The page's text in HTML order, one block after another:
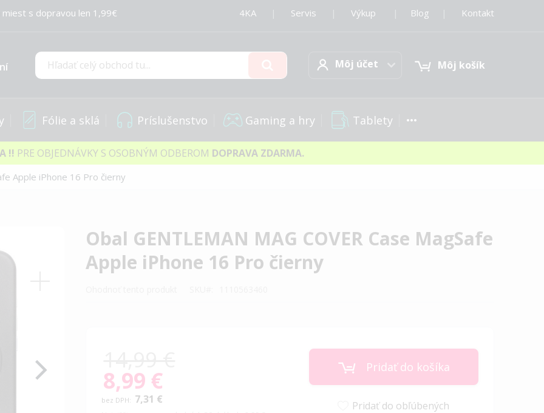
s dopravou len 1,99€ 4KA Servis Výkup Blog Kontakt
Hľadať
Môj účetMôj účet Môj košík
Fólie a sklá Príslušenstvo Gaming a hry Tablety
!! PRE OBJEDNÁVKY S OSOBNÝM ODBEROM DOPRAVA ZDARMA.
Apple iPhone 16 Pro čierny
Obal GENTLEMAN MAG COVER Case MagSafe
Apple iPhone 16 Pro čierny
Special
Price
8,99 €
7,31 €
Pridať do košíka
Pridať do obľúbených